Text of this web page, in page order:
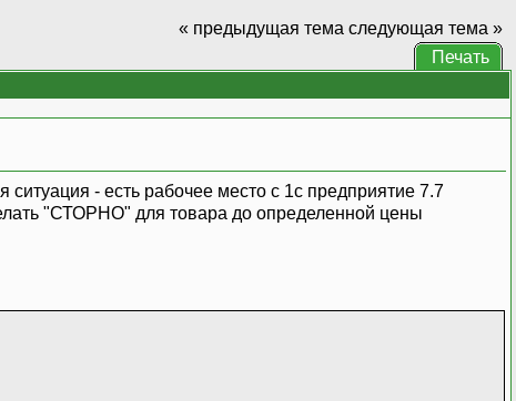
« предыдущая тема следующая тема »
Печать
- есть рабочее место с 1с предприятие 7.7
"СТОРНО" для товара до определенной цены